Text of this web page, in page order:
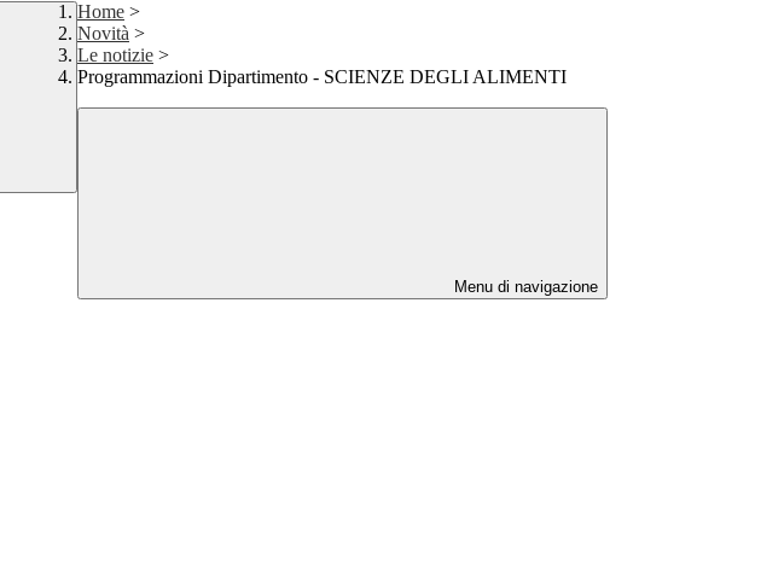
Home >
Novità >
Le notizie >
Programmazioni Dipartimento - SCIENZE DEGLI ALIMENTI
Menu di navigazione